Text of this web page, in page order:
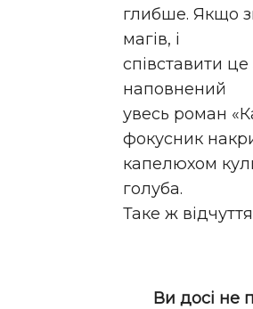
глибше. Якщо
магів, і
співставити
наповнений
увесь роман
фокусник
капелюхом
голуба.
Таке ж
Ви досі не